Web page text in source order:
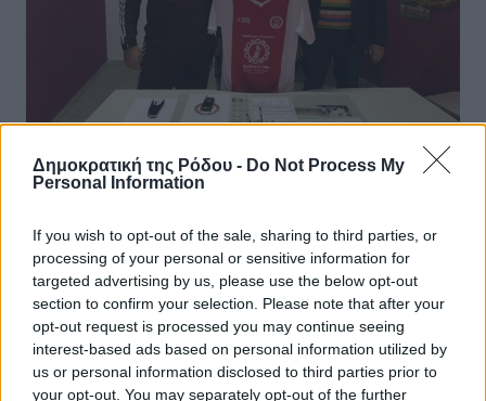
Δημοκρατική της Ρόδου - Do Not Process My
Personal Information
If you wish to opt-out of the sale, sharing to third parties, or
processing of your personal or sensitive information for
targeted advertising by us, please use the below opt-out
section to confirm your selection. Please note that after your
opt-out request is processed you may continue seeing
interest-based ads based on personal information utilized by
us or personal information disclosed to third parties prior to
your opt-out. You may separately opt-out of the further
Ορφέας: Στεργιόπουλο και φουλ για
Πυροδοτήθηκε η μετεγγραφική βόμβα από την ομάδα
του Ορφέας με την απόκτηση του Χρήστου
Στεργιόπουλου. Όπως είχε προαναγγείλει η «δσπορ» , οι
«ερυθρόλευκοι» είχαν συμφωνήσει ...
30.12.17, 13:07